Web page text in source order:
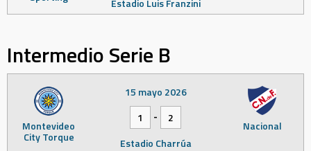
Estadio Luis Franzini
Intermedio Serie B
Montevideo
City Torque
Nacional
15 mayo 2026
1
-
2
Estadio Charrúa